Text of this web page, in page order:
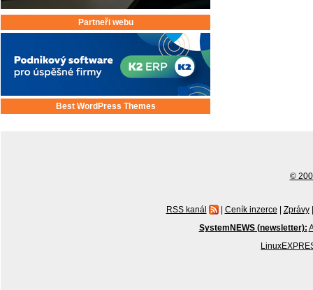
Partneři webu
Best WordPress Themes
©
RSS kanál | Ceník inzerce | Zprávy |
SystemNEWS (newsletter):